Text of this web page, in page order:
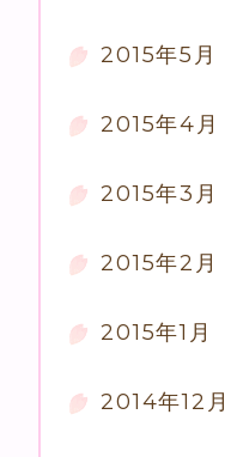
2015年5月
2015年4月
2015年3月
2015年2月
2015年1月
2014年12月